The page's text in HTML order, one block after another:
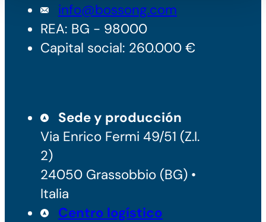
info@bossong.com
REA: BG - 98000
Capital social: 260.000 €
Sede y producción
Via Enrico Fermi 49/51 (Z.I.
2)
24050 Grassobbio (BG) •
Italia
Centro logístico